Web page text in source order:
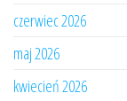
czerwiec 2026
maj 2026
kwiecień 2026